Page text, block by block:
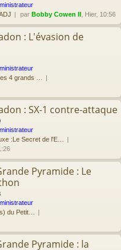
par Bobby Cowen II , Hier, 10:56
: L'évasion de
4 grands …
: SX-1 contre-attaque
:Le Secret de l'E…
Pyramide : Le
du Petit…
Pyramide : la